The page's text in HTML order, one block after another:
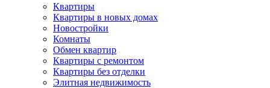
Квартиры
Квартиры в новых домах
Новостройки
Комнаты
Обмен квартир
Квартиры с ремонтом
Квартиры без отделки
Элитная недвижимость